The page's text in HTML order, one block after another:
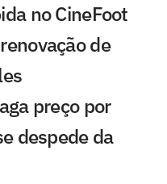
no CineFoot
de
preço por
despede da